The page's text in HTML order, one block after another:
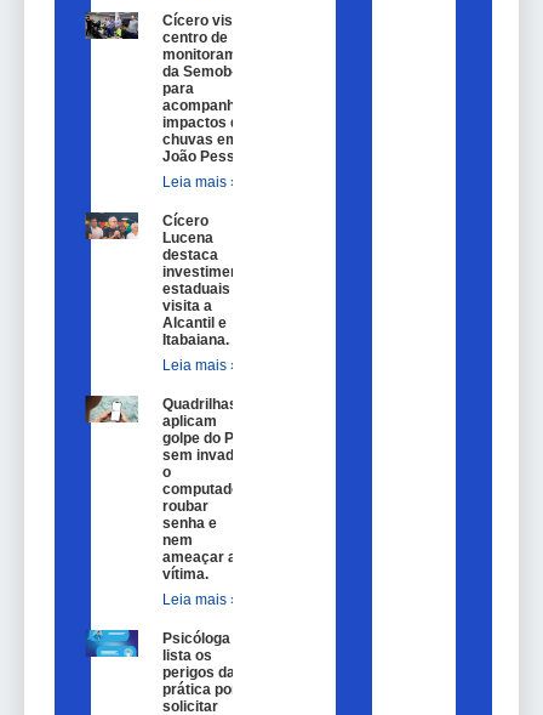
Cícero visita
centro de
monitoramento
da Semob-JP
para
acompanhar
impactos das
chuvas em
João Pessoa.
Leia mais »
Cícero
Lucena
destaca
investimentos
estaduais em
visita a
Alcantil e
Itabaiana.
Leia mais »
Quadrilhas
aplicam
golpe do Pix
sem invadir
o
computador,
roubar
senha e
nem
ameaçar a
vítima.
Leia mais »
Psicóloga
lista os
perigos da
prática por
solicitar